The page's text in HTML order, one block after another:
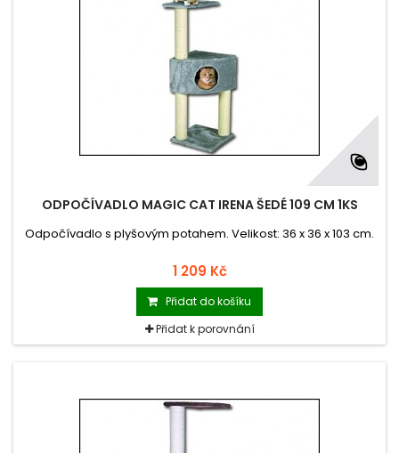
ODPOČÍVADLO MAGIC CAT IRENA ŠEDÉ 109 CM 1KS
Odpočívadlo s plyšovým potahem. Velikost: 36 x 36 x 103 cm.
1 209 Kč
Přidat do košíku
Přidat k porovnání